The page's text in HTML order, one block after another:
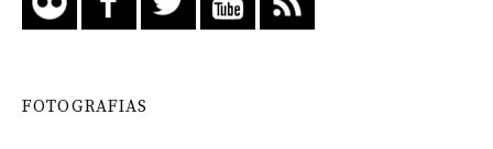
FOTOGRAFIAS